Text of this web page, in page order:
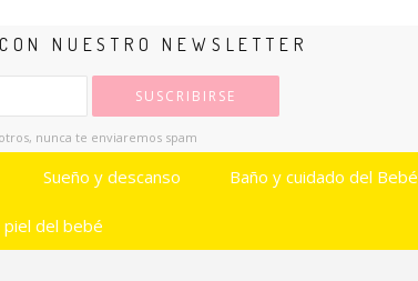
NUESTRO NEWSLETTER
SUSCRIBIRSE
nunca te enviaremos spam
Sueño y descanso Baño y cuidado del Bebé
piel del bebé